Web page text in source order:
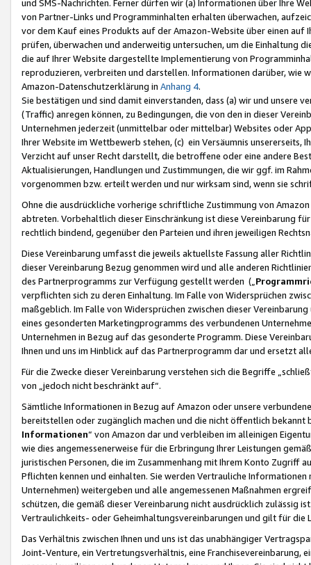
und SMS-Nachrichten. Ferner dürfen wir (a) Informationen über Ihre
von Partner-Links und Programminhalten erhalten überwachen,
vor dem Kauf eines Produkts auf der Amazon-Website über einen
prüfen, überwachen und anderweitig untersuchen, um die Einhaltung
die auf Ihrer Website dargestellte Implementierung von
reproduzieren, verbreiten und darstellen. Informationen darüber, wie
Amazon-Datenschutzerklärung in Anhang 4.
Sie bestätigen und sind damit einverstanden, dass (a) wir und
(Traffic) anregen können, zu Bedingungen, die von den in dieser
Unternehmen jederzeit (unmittelbar oder mittelbar) Websites oder
Ihrer Website im Wettbewerb stehen, (c) ein Versäumnis unsererseits,
Verzicht auf unser Recht darstellt, die betroffene oder eine andere
Aktualisierungen, Handlungen und Zustimmungen, die wir ggf. im
vorgenommen bzw. erteilt werden und nur wirksam sind, wenn sie
Ohne die ausdrückliche vorherige schriftliche Zustimmung von
abtreten. Vorbehaltlich dieser Einschränkung ist diese Vereinbarung
rechtlich bindend, gegenüber den Parteien und ihren jeweiligen
Diese Vereinbarung umfasst die jeweils aktuellste Fassung aller
dieser Vereinbarung Bezug genommen wird und alle anderen
des Partnerprogramms zur Verfügung gestellt werden („
verpflichten sich zu deren Einhaltung. Im Falle von Widersprüchen
maßgeblich. Im Falle von Widersprüchen zwischen dieser
eines gesonderten Marketingprogramms des verbundenen
Unternehmen in Bezug auf das gesonderte Programm. Diese
Ihnen und uns im Hinblick auf das Partnerprogramm dar und ersetzt
Für die Zwecke dieser Vereinbarung verstehen sich die Begriffe
von „jedoch nicht beschränkt auf“.
Sämtliche Informationen in Bezug auf Amazon oder unsere
bereitstellen oder zugänglich machen und die nicht öffentlich
Informationen“ von Amazon dar und verbleiben im alleinigen
wie dies angemessenerweise für die Erbringung Ihrer Leistungen
juristischen Personen, die im Zusammenhang mit Ihrem Konto
Pflichten kennen und einhalten. Sie werden Vertrauliche
Unternehmen) weitergeben und alle angemessenen Maßnahmen
schützen, die gemäß dieser Vereinbarung nicht ausdrücklich zulässig
Vertraulichkeits- oder Geheimhaltungsvereinbarungen und gilt für die
Das Verhältnis zwischen Ihnen und uns ist das unabhängiger
Joint-Venture, ein Vertretungsverhältnis, eine Franchisevereinbarung,